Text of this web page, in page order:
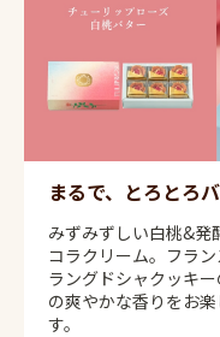
まるで、とろとろ
みずみずしい白桃&発
コラクリーム。フラ
ラングドシャクッキ
の爽やかな香りをお
す。